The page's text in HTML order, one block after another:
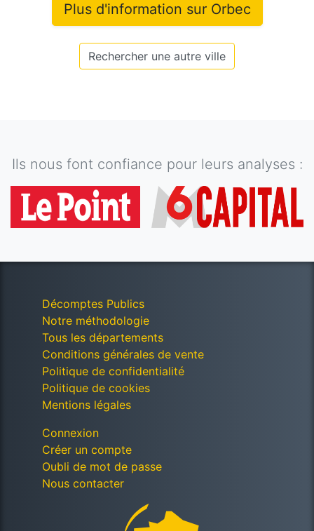
Plus d'information sur Orbec
Rechercher une autre ville
Ils nous font confiance pour leurs analyses :
Décomptes Publics
Notre méthodologie
Tous les départements
Conditions générales de vente
Politique de confidentialité
Politique de cookies
Mentions légales
Connexion
Créer un compte
Oubli de mot de passe
Nous contacter